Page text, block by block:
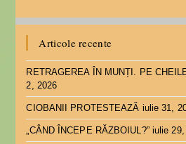
Articole recente
RETRAGEREA ÎN MUNȚI. PE
2, 2026
CIOBANII PROTESTEAZĂ iulie 31,
„CÂND ÎNCEPE RĂZBOIUL?” iulie